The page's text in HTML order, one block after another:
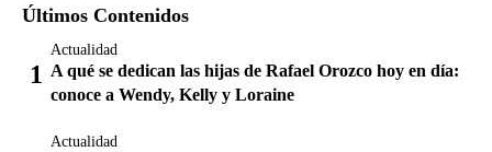
Últimos Contenidos
Actualidad
A qué se dedican las hijas de Rafael Orozco hoy en día:
conoce a Wendy, Kelly y Loraine
Actualidad